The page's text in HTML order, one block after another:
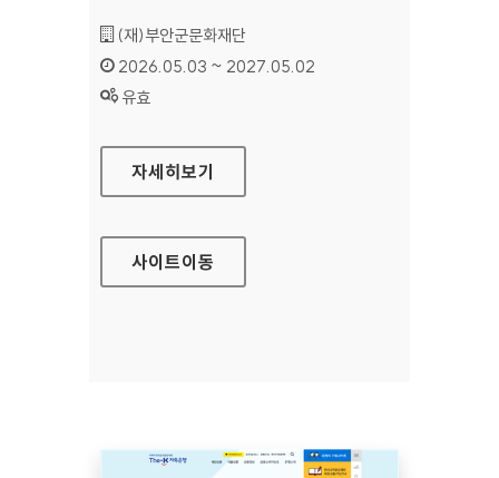
기관명 :
(재)부안군문화재단
인증기간 :
2026.05.03 ~ 2027.05.02
상태 :
유효
부안군문화재단
자세히보기
사이트이동